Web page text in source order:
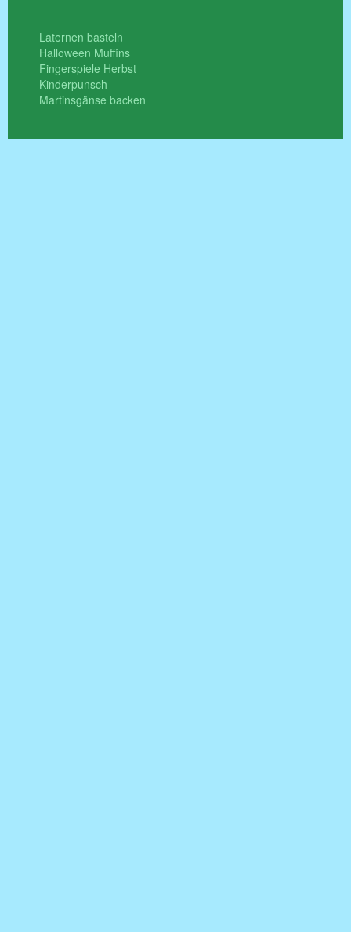
Laternen basteln
Halloween Muffins
Fingerspiele Herbst
Kinderpunsch
Martinsgänse backen